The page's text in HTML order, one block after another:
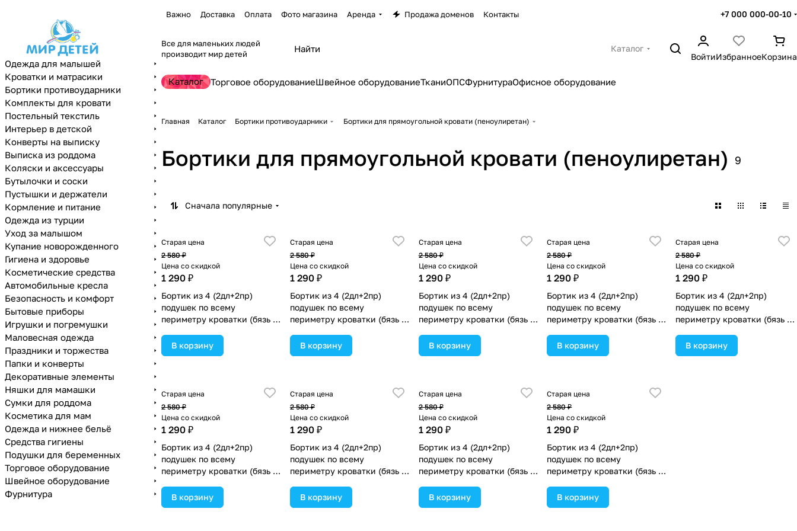
Важно Доставка Оплата Фото магазина Аренда Продажа доменов Контакты +7 000 000-00-10
Все для маленьких людей
производит мир детей
Каталог
ВойтиИзбранноеКорзина
Каталог Торговое оборудованиеШвейное оборудованиеТканиОПСФурнитураОфисное оборудование
Главная Каталог Бортики противоударники Бортики для прямоугольной кровати (пеноулиретан)
Бортики для прямоугольной кровати (пеноулиретан) 9
Сначала популярные
Старая цена
2 580 ₽
Цена со скидкой
1 290 ₽
Бортик из 4 (2дл+2пр)
подушек по всему
периметру кроватки (бязь +
цвета в ассортименте.
В корзину
Старая цена
2 580 ₽
Цена со скидкой
1 290 ₽
Бортик из 4 (2дл+2пр)
подушек по всему
периметру кроватки (бязь +
цвета в ассортименте.
В корзину
Старая цена
2 580 ₽
Цена со скидкой
1 290 ₽
Бортик из 4 (2дл+2пр)
подушек по всему
периметру кроватки (бязь +
цвета в ассортименте.
В корзину
Старая цена
2 580 ₽
Цена со скидкой
1 290 ₽
Бортик из 4 (2дл+2пр)
подушек по всему
периметру кроватки (бязь +
цвета в ассортименте.
В корзину
Старая цена
2 580 ₽
Цена со скидкой
1 290 ₽
Бортик из 4 (2дл+2пр)
подушек по всему
периметру кроватки (бязь +
цвета в ассортименте.
В корзину
Старая цена
2 580 ₽
Цена со скидкой
1 290 ₽
Бортик из 4 (2дл+2пр)
подушек по всему
периметру кроватки (бязь +
цвета в ассортименте.
В корзину
Старая цена
2 580 ₽
Цена со скидкой
1 290 ₽
Бортик из 4 (2дл+2пр)
подушек по всему
периметру кроватки (бязь +
цвета в ассортименте.
В корзину
Старая цена
2 580 ₽
Цена со скидкой
1 290 ₽
Бортик из 4 (2дл+2пр)
подушек по всему
периметру кроватки (бязь +
цвета в ассортименте.
В корзину
Старая цена
2 580 ₽
Цена со скидкой
1 290 ₽
Бортик из 4 (2дл+2пр)
подушек по всему
периметру кроватки (бязь +
цвета в ассортименте.
В корзину
Одежда для малышей
Кроватки и матрасики
Бортики противоударники
Комплекты для кровати
Постельный текстиль
Интерьер в детской
Конверты на выписку
Выписка из роддома
Коляски и аксессуары
Бутылочки и соски
Пустышки и держатели
Кормление и питание
Одежда из турции
Уход за малышом
Купание новорожденного
Гигиена и здоровье
Косметические средства
Автомобильные кресла
Безопасность и комфорт
Бытовые приборы
Игрушки и погремушки
Маловесная одежда
Праздники и торжества
Папки и конверты
Декоративные элементы
Няшки для мамашки
Сумки для роддома
Косметика для мам
Одежда и нижнее бельё
Средства гигиены
Подушки для беременных
Торговое оборудование
Швейное оборудование
Фурнитура